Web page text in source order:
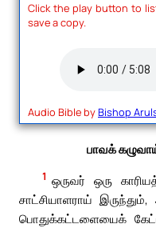
Click the play button to
save a copy.
Audio Bible byBishop
பாவக்
1 ஒருவர் ஒரு
சாட்சியாளராய்
பொதுக்கட்டளையைக்